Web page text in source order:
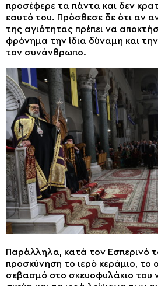
προσέφερε τα πάντα και δεν
εαυτό του. Πρόσθεσε δε ότι αν
της αγιότητας πρέπει να
φρόνημα την ίδια δύναμη και
τον συνάνθρωπο.
Παράλληλα, κατά τον Εσπερινό
προσκύνηση το ιερό κεράμιο, το
σεβασμό στο σκευοφυλάκιο του